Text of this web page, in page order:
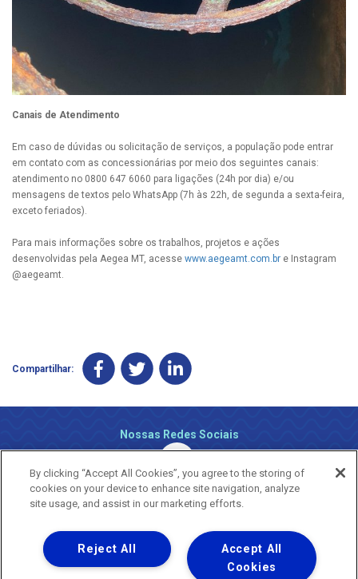
Canais de Atendimento
Em caso de dúvidas ou solicitação de serviços, a população pode entrar
em contato com as concessionárias por meio dos seguintes canais:
atendimento no 0800 647 6060 para ligações (24h por dia) e/ou
mensagens de textos pelo WhatsApp (7h às 22h, de segunda a sexta-feira,
exceto feriados).
Para mais informações sobre os trabalhos, projetos e ações
desenvolvidas pela Aegea MT, acesse www.aegeamt.com.br e Instagram
@aegeamt.
Compartilhar:
Nossas Redes Sociais
Uma empresa
Copyright ® 2026 - Todos os Direitos Reservados.
By clicking “Accept All Cookies”, you agree to the storing of
cookies on your device to enhance site navigation, analyze
site usage, and assist in our marketing efforts.
Accept All
Cookies
Reject All